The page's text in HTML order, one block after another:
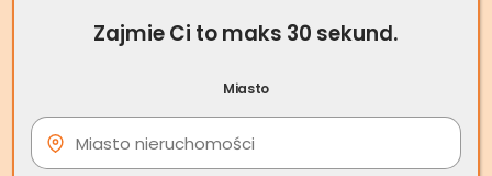
Zajmie Ci to maks 30 sekund.
Miasto